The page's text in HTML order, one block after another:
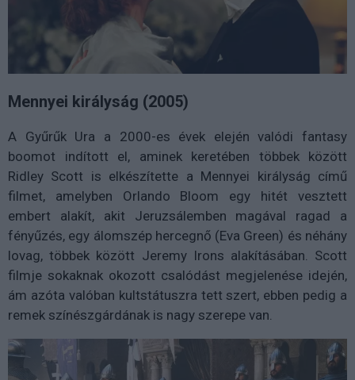
Mennyei királyság (2005)
A Gyűrűk Ura a 2000-es évek elején valódi fantasy
boomot indított el, aminek keretében többek között
Ridley Scott is elkészítette a Mennyei királyság című
filmet, amelyben Orlando Bloom egy hitét vesztett
embert alakít, akit Jeruzsálemben magával ragad a
fényűzés, egy álomszép hercegnő (Eva Green) és néhány
lovag, többek között Jeremy Irons alakításában. Scott
filmje sokaknak okozott csalódást megjelenése idején,
ám azóta valóban kultstátuszra tett szert, ebben pedig a
remek színészgárdának is nagy szerepe van.